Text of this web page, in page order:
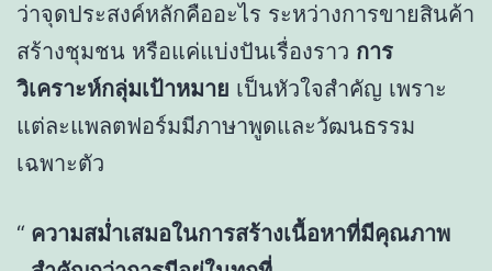
ว่าจุดประสงค์หลักคืออะไร ระหว่างการขายสินค้า
สร้างชุมชน หรือแค่แบ่งปันเรื่องราว การ
วิเคราะห์กลุ่มเป้าหมาย เป็นหัวใจสำคัญ เพราะ
แต่ละแพลตฟอร์มมีภาษาพูดและวัฒนธรรม
เฉพาะตัว
ความสม่ำเสมอในการสร้างเนื้อหาที่มีคุณภาพ